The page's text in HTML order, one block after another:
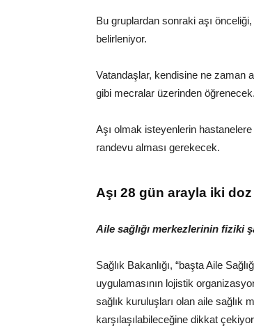
Bu gruplardan sonraki aşı önceliği,
belirleniyor.
Vatandaşlar, kendisine ne zaman
gibi mecralar üzerinden öğrenecek.
Aşı olmak isteyenlerin
randevu alması gerekecek.
Aşı 28 gün arayla iki
Aile sağlığı merkezlerinin fiziki
Sağlık Bakanlığı, “başta Aile
uygulamasının lojistik
sağlık kuruluşları olan aile sağlık
karşılaşılabileceğine dikkat